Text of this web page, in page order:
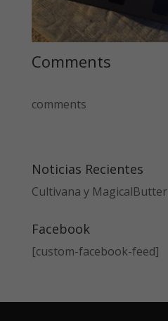
Comments
comments
Noticias Recientes
Cultivana y MagicalButter
Facebook
[custom-facebook-feed]